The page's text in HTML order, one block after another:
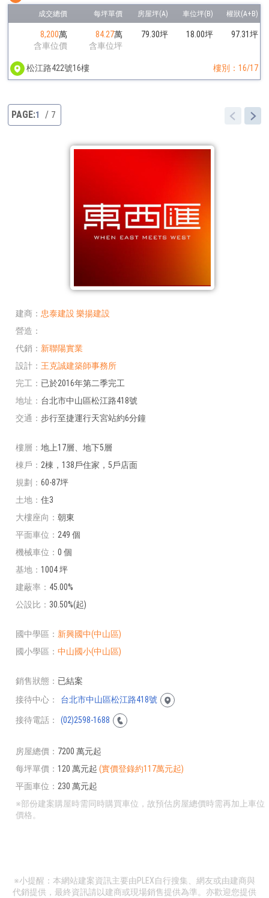
建商 忠泰建設 樂揚建設
營造
代銷
新聯陽實業
設計
王克誠建築師事務所
完工
已於2016年第二季完工
地址
台北市中山區松江路418號
交通
步行至捷運行天宮站約6分鐘
樓層
地上17層、地下5層
棟戶
2棟，138戶住家，5戶店面
規劃
60-87坪
土地
住3
大樓座向
朝東
平面車位
249 個
機械車位
0 個
基地
1004 坪
建蔽率
45.00%
公設比
30.50%(起)
國中學區
新興國中(中山區)
國小學區
中山國小(中山區)
銷售狀態
已結案
接待中心
台北市中山區松江路418號
接待電話 (02)2598-1688
房屋總價
7200 萬元起
每坪單價
120 萬元起(實價登錄約117萬元起)
平面車位
230 萬元起
※部份建案購屋時需同時購買車位，故預估房屋總價時需再加上車位
價格。
8,200萬
含車位價
84.27萬
含車位坪
79.30坪 18.00坪 97.31坪
松江路422號16樓 樓別：16/17
1 7
※小提醒：本網站建案資訊主要由PLEX自行搜集、網友或由建商與
代銷提供，最終資訊請以建商或現場銷售提供為準。亦歡迎您提供